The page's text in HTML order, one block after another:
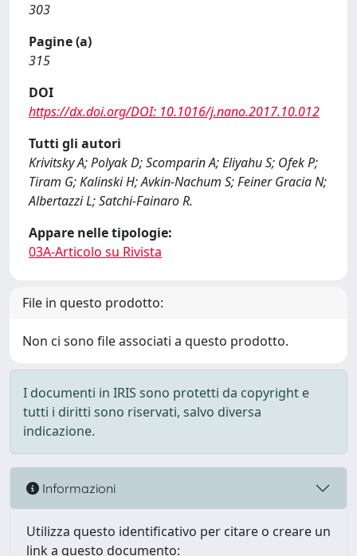
303
Pagine (a)
315
DOI
https://dx.doi.org/DOI: 10.1016/j.nano.2017.10.012
Tutti gli autori
Krivitsky A; Polyak D; Scomparin A; Eliyahu S; Ofek P;
Tiram G; Kalinski H; Avkin-Nachum S; Feiner Gracia N;
Albertazzi L; Satchi-Fainaro R.
Appare nelle tipologie:
03A-Articolo su Rivista
File in questo prodotto:
Non ci sono file associati a questo prodotto.
I documenti in IRIS sono protetti da copyright e
tutti i diritti sono riservati, salvo diversa
indicazione.
Informazioni
Utilizza questo identificativo per citare o creare un
link a questo documento: